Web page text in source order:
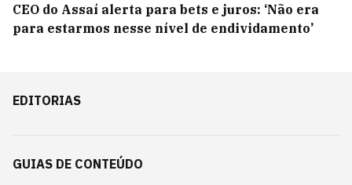
CEO do Assaí alerta para bets e juros: ‘Não era
para estarmos nesse nível de endividamento’
EDITORIAS
GUIAS DE CONTEÚDO